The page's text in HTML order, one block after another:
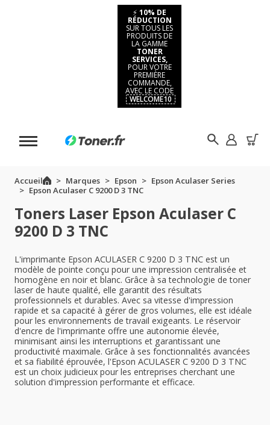
⚡ 10% DE
RÉDUCTION
SUR TOUS LES
PRODUITS DE
LA GAMME
TONER
SERVICES,
POUR VOTRE
PREMIÈRE
COMMANDE,
AVEC LE CODE
WELCOME10
Accueil Marques Epson
Epson Aculaser Series
Epson Aculaser C 9200 D 3 TNC
Toners Laser Epson Aculaser C
9200 D 3 TNC
L'imprimante Epson ACULASER C 9200 D 3 TNC est un
modèle de pointe conçu pour une impression centralisée et
homogène en noir et blanc. Grâce à sa technologie de toner
laser de haute qualité, elle garantit des résultats
professionnels et durables. Avec sa vitesse d'impression
rapide et sa capacité à gérer de gros volumes, elle est idéale
pour les environnements de travail exigeants. Le réservoir
d'encre de l'imprimante offre une autonomie élevée,
minimisant ainsi les interruptions et garantissant une
productivité maximale. Grâce à ses fonctionnalités avancées
et sa fiabilité éprouvée, l'Epson ACULASER C 9200 D 3 TNC
est un choix judicieux pour les entreprises cherchant une
solution d'impression performante et efficace.